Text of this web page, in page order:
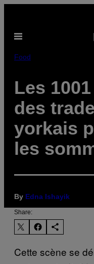
content
Open
Food
Les
des
yorkais
les
By Edna Ishayik
Share:
Cette scène se